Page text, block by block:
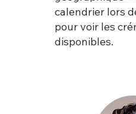
calendrier lors
pour voir les
disponibles.